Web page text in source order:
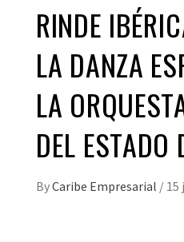
RINDE
LA DANZA
LA
DEL ESTADO
ByCaribe Empresarial / 15